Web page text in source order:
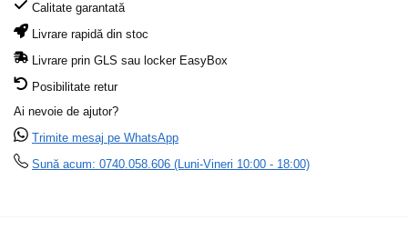
Calitate garantată
Livrare rapidă din stoc
Livrare prin GLS sau locker EasyBox
Posibilitate retur
Ai nevoie de ajutor?
Trimite mesaj pe WhatsApp
Sună acum: 0740.058.606 (Luni-Vineri 10:00 - 18:00)